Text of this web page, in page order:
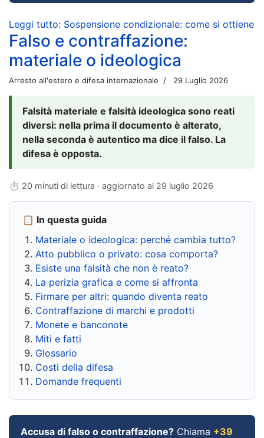
Leggi tutto: Sospensione condizionale: come si ottiene
Falso e contraffazione:
materiale o ideologica
Arresto all'estero e difesa internazionale 29 Luglio 2026
Falsità materiale e falsità ideologica sono reati
diversi: nella prima il documento è alterato,
nella seconda è autentico ma dice il falso. La
difesa è opposta.
⏱ 20 minuti di lettura · aggiornato al 29 luglio 2026
📋 In questa guida
Materiale o ideologica: perché cambia tutto?
Atto pubblico o privato: cosa comporta?
Esiste una falsità che non è reato?
La perizia grafica e come si affronta
Firmare per altri: quando diventa reato
Contraffazione di marchi e prodotti
Monete e banconote
Miti e fatti
Glossario
Costi della difesa
Domande frequenti
Accusa di falso o contraffazione? Chiama +39